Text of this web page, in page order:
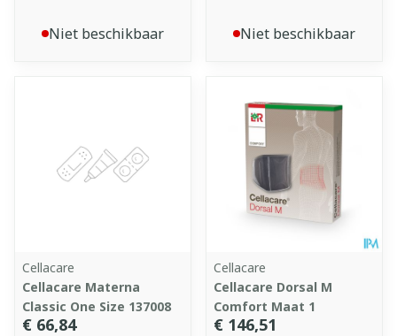
Niet beschikbaar Niet beschikbaar
Cellacare
Cellacare Materna
Classic One Size 137008
€ 66,84
Cellacare
Cellacare Dorsal M
Comfort Maat 1
€ 146,51